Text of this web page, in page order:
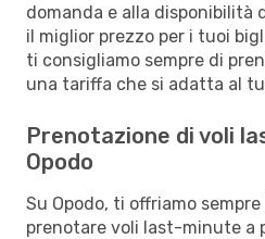
domanda e alla disponibilità
il miglior prezzo per i tuoi
ti consigliamo sempre di
una tariffa che si adatta al
Prenotazione di voli
Opodo
Su Opodo, ti offriamo
prenotare voli last-minute a